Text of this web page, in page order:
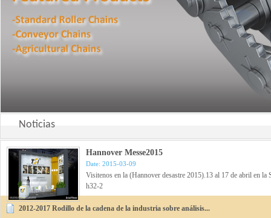
Noticias
Hannover Messe2015
Date: 2015-03-09
Visitenos en la (Hannover desastre 2015).13 al 17 de abril en la
h32-2
2012-2017 Rodillo de la cadena de la industria sobre análisis...